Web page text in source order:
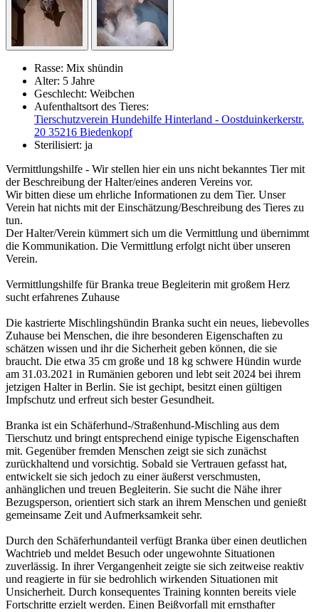
Rasse: Mix shündin
Alter: 5 Jahre
Geschlecht: Weibchen
Aufenthaltsort des Tieres:
Tierschutzverein Hundehilfe Hinterland - Oostduinkerkerstr.
20 35216 Biedenkopf
Sterilisiert: ja
Vermittlungshilfe - Wir stellen hier ein uns nicht bekanntes Tier mit
der Beschreibung der Halter/eines anderen Vereins vor.
Wir bitten diese um ehrliche Informationen zu dem Tier. Unser
Verein hat nichts mit der Einschätzung/Beschreibung des Tieres zu
tun.
Der Halter/Verein kümmert sich um die Vermittlung und übernimmt
die Kommunikation. Die Vermittlung erfolgt nicht über unseren
Verein.
Vermittlungshilfe für Branka treue Begleiterin mit großem Herz
sucht erfahrenes Zuhause
Die kastrierte Mischlingshündin Branka sucht ein neues, liebevolles
Zuhause bei Menschen, die ihre besonderen Eigenschaften zu
schätzen wissen und ihr die Sicherheit geben können, die sie
braucht. Die etwa 35 cm große und 18 kg schwere Hündin wurde
am 31.03.2021 in Rumänien geboren und lebt seit 2024 bei ihrem
jetzigen Halter in Berlin. Sie ist gechipt, besitzt einen gültigen
Impfschutz und erfreut sich bester Gesundheit.
Branka ist ein Schäferhund-/Straßenhund-Mischling aus dem
Tierschutz und bringt entsprechend einige typische Eigenschaften
mit. Gegenüber fremden Menschen zeigt sie sich zunächst
zurückhaltend und vorsichtig. Sobald sie Vertrauen gefasst hat,
entwickelt sie sich jedoch zu einer äußerst verschmusten,
anhänglichen und treuen Begleiterin. Sie sucht die Nähe ihrer
Bezugsperson, orientiert sich stark an ihrem Menschen und genießt
gemeinsame Zeit und Aufmerksamkeit sehr.
Durch den Schäferhundanteil verfügt Branka über einen deutlichen
Wachtrieb und meldet Besuch oder ungewohnte Situationen
zuverlässig. In ihrer Vergangenheit zeigte sie sich zeitweise reaktiv
und reagierte in für sie bedrohlich wirkenden Situationen mit
Unsicherheit. Durch konsequentes Training konnten bereits viele
Fortschritte erzielt werden. Einen Beißvorfall mit ernsthafter